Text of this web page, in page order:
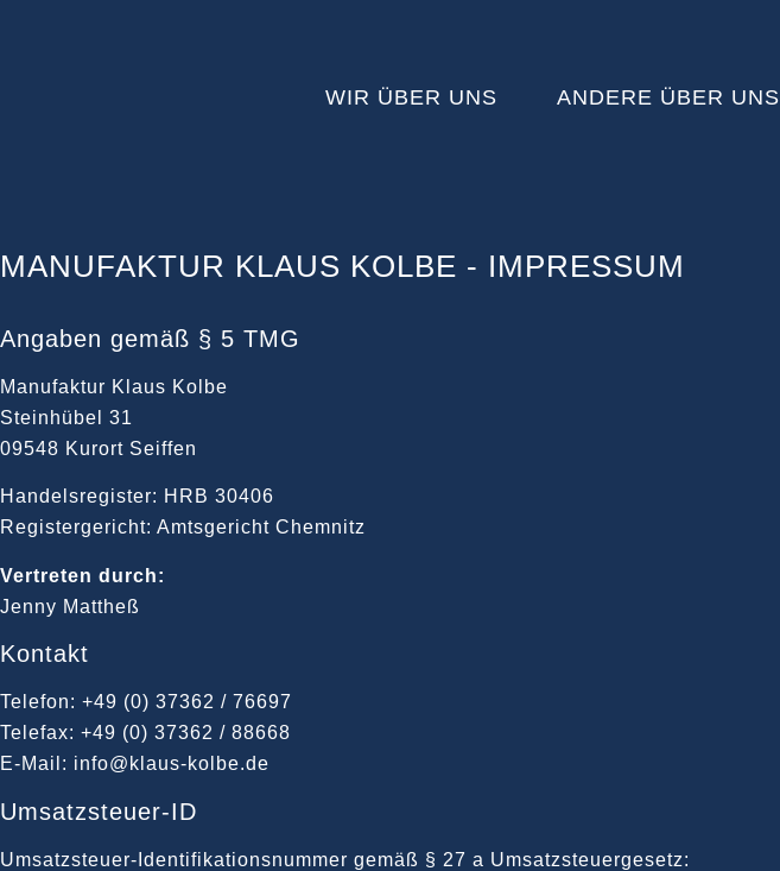
WIR ÜBER UNS ANDERE ÜBER UNS
MANUFAKTUR KLAUS KOLBE - IMPRESSUM
Angaben gemäß § 5 TMG
Manufaktur Klaus Kolbe
Steinhübel 31
09548 Kurort Seiffen
Handelsregister: HRB 30406
Registergericht: Amtsgericht Chemnitz
Vertreten durch:
Jenny Mattheß
Kontakt
Telefon: +49 (0) 37362 / 76697
Telefax: +49 (0) 37362 / 88668
E-Mail: info@klaus-kolbe.de
Umsatzsteuer-ID
Umsatzsteuer-Identifikationsnummer gemäß § 27 a Umsatzsteuergesetz: